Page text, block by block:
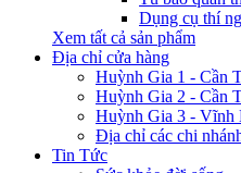
Dụng cụ thí
Xem tất cả sản phẩm
Địa chỉ cửa hàng
Huỳnh Gia 1 - Cần
Huỳnh Gia 2 - Cần
Huỳnh Gia 3 - Vĩnh
Địa chỉ các chi
Tin Tức